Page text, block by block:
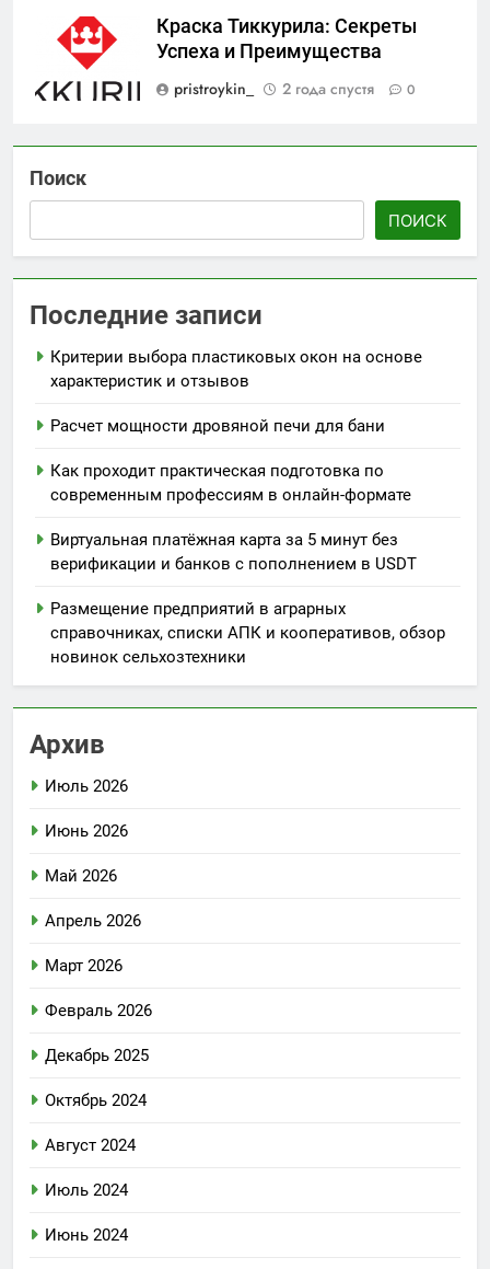
Краска Тиккурила: Секреты
Успеха и Преимущества
pristroykin_
2 года спустя 0
Поиск
ПОИСК
Последние записи
Критерии выбора пластиковых окон на основе
характеристик и отзывов
Расчет мощности дровяной печи для бани
Как проходит практическая подготовка по
современным профессиям в онлайн-формате
Виртуальная платёжная карта за 5 минут без
верификации и банков с пополнением в USDT
Размещение предприятий в аграрных
справочниках, списки АПК и кооперативов, обзор
новинок сельхозтехники
Архив
Июль 2026
Июнь 2026
Май 2026
Апрель 2026
Март 2026
Февраль 2026
Декабрь 2025
Октябрь 2024
Август 2024
Июль 2024
Июнь 2024